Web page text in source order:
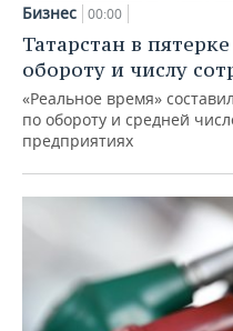
Бизнес 00:00
Татарстан в
обороту и числу
«Реальное время»
по обороту и средней
предприятиях